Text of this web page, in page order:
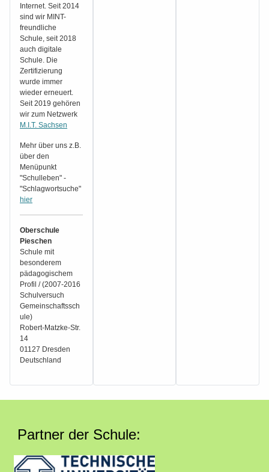
Internet. Seit 2014
sind wir MINT-
freundliche
Schule, seit 2018
auch digitale
Schule. Die
Zertifizierung
wurde immer
wieder erneuert.
Seit 2019 gehören
wir zum Netzwerk
M.I.T. Sachsen
Mehr über uns z.B.
über den
Menüpunkt
"Schulleben" -
"Schlagwortsuche"
hier
Oberschule
Pieschen
Schule mit
besonderem
pädagogischem
Profil / (2007-2016
Schulversuch
Gemeinschaftssch
ule)
Robert-Matzke-Str.
14
01127 Dresden
Deutschland
Partner der Schule: